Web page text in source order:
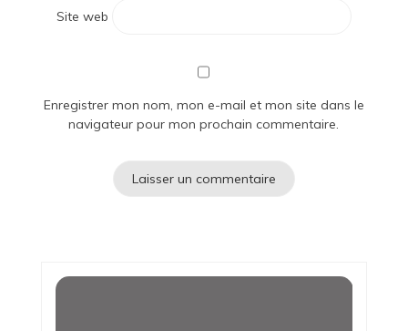
Site web
Enregistrer mon nom, mon e-mail et mon site dans le
navigateur pour mon prochain commentaire.